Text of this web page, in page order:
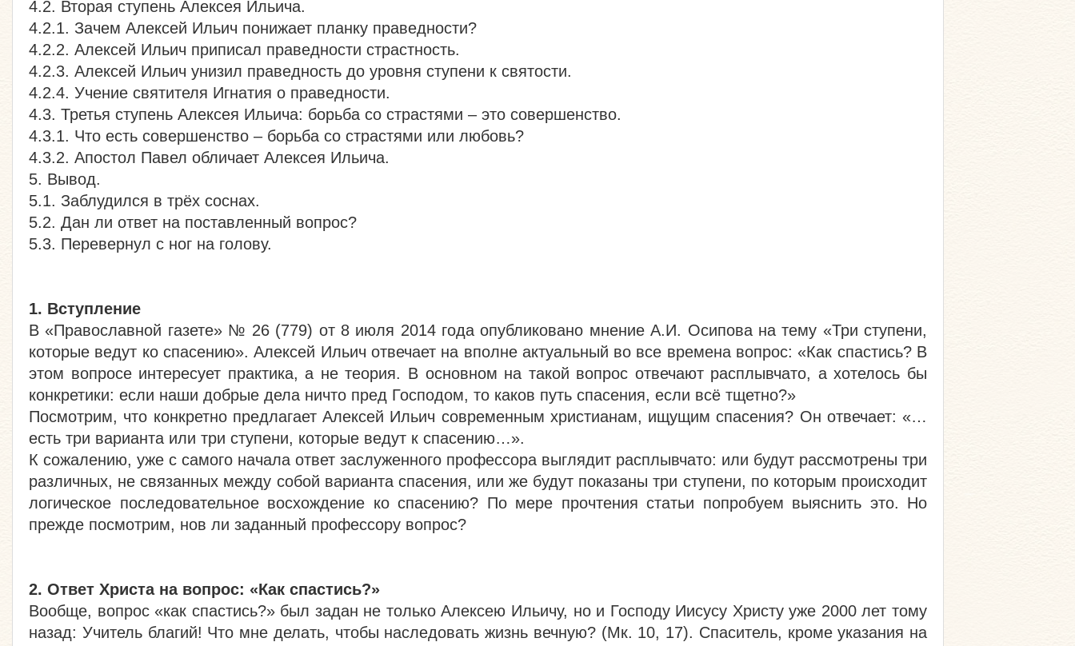
4.2. Вторая ступень Алексея Ильича.
4.2.1. Зачем Алексей Ильич понижает планку праведности?
4.2.2. Алексей Ильич приписал праведности страстность.
4.2.3. Алексей Ильич унизил праведность до уровня ступени к святости.
4.2.4. Учение святителя Игнатия о праведности.
4.3. Третья ступень Алексея Ильича: борьба со страстями – это совершенство.
4.3.1. Что есть совершенство – борьба со страстями или любовь?
4.3.2. Апостол Павел обличает Алексея Ильича.
5. Вывод.
5.1. Заблудился в трёх соснах.
5.2. Дан ли ответ на поставленный вопрос?
5.3. Перевернул с ног на голову.
1. Вступление
В «Православной газете» № 26 (779) от 8 июля 2014 года опубликовано мнение А.И. Осипова на тему «Три ступени,
которые ведут ко спасению». Алексей Ильич отвечает на вполне актуальный во все времена вопрос: «Как спастись? В
этом вопросе интересует практика, а не теория. В основном на такой вопрос отвечают расплывчато, а хотелось бы
конкретики: если наши добрые дела ничто пред Господом, то каков путь спасения, если всё тщетно?»
Посмотрим, что конкретно предлагает Алексей Ильич современным христианам, ищущим спасения? Он отвечает: «…
есть три варианта или три ступени, которые ведут к спасению…».
К сожалению, уже с самого начала ответ заслуженного профессора выглядит расплывчато: или будут рассмотрены три
различных, не связанных между собой варианта спасения, или же будут показаны три ступени, по которым происходит
логическое последовательное восхождение ко спасению? По мере прочтения статьи попробуем выяснить это. Но
прежде посмотрим, нов ли заданный профессору вопрос?
2. Ответ Христа на вопрос: «Как спастись?»
Вообще, вопрос «как спастись?» был задан не только Алексею Ильичу, но и Господу Иисусу Христу уже 2000 лет тому
назад: Учитель благий! Что мне делать, чтобы наследовать жизнь вечную? (Мк. 10, 17). Спаситель, кроме указания на